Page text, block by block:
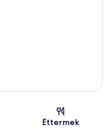
Éttermek